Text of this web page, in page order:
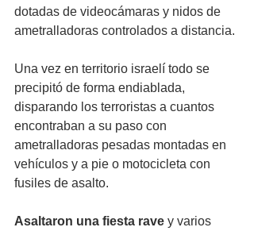
dotadas de videocámaras y nidos de
ametralladoras controlados a distancia.
Una vez en territorio israelí todo se
precipitó de forma endiablada,
disparando los terroristas a cuantos
encontraban a su paso con
ametralladoras pesadas montadas en
vehículos y a pie o motocicleta con
fusiles de asalto.
Asaltaron una fiesta rave y varios